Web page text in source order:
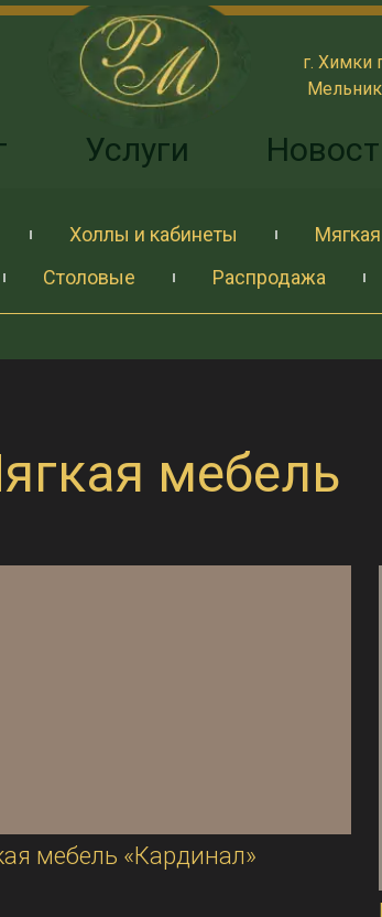
Услуги
г. Химки
Холлы и кабинеты
Столовые Распродажа
мебель
мебель «Кардинал»